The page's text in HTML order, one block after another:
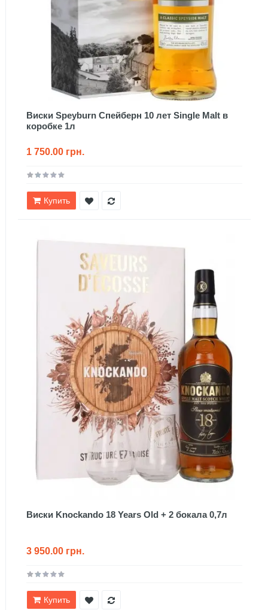
Виски Speyburn Спейберн 10 лет Single Malt в
коробке 1л
1 750.00 грн.
Купить
Виски Knockando 18 Years Old + 2 бокала 0,7л
3 950.00 грн.
Купить